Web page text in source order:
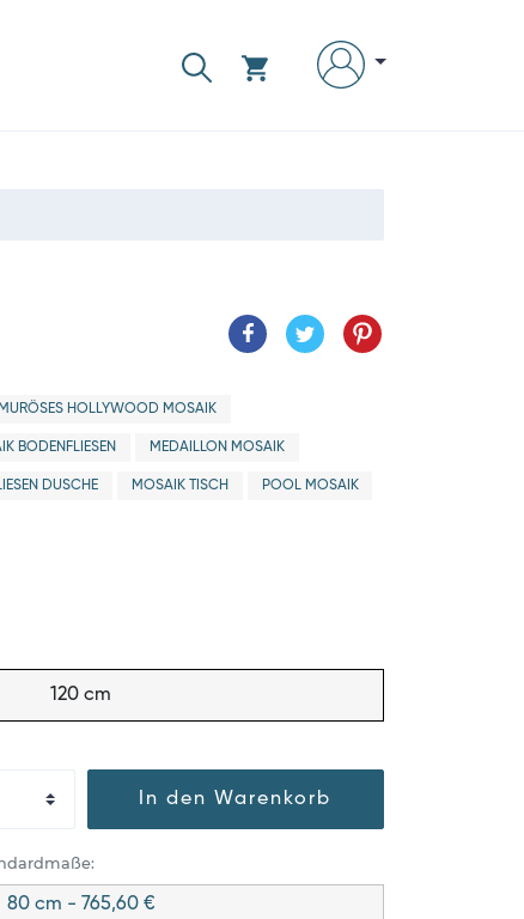
HOLLYWOOD MOSAIK
BODENFLIESEN MEDAILLON MOSAIK
DUSCHE MOSAIK TISCH POOL MOSAIK
120 cm
In den Warenkorb
80 cm - 765,60 €